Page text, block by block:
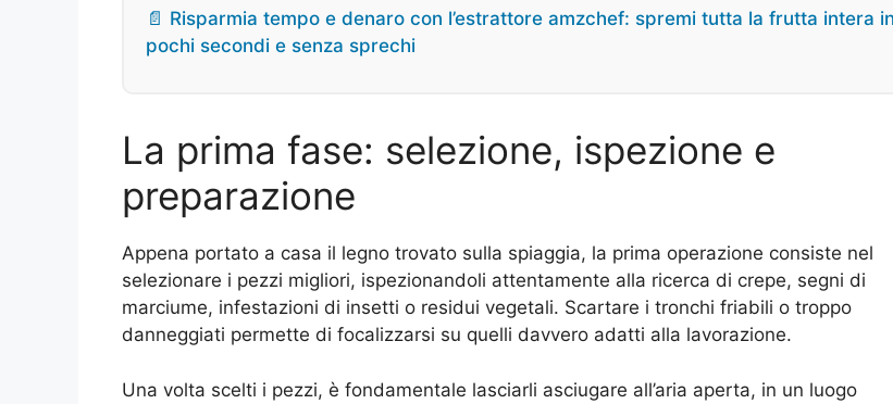
📄 Risparmia tempo e denaro con l’estrattore amzchef: spremi tutta la frutta intera in
pochi secondi e senza sprechi
La prima fase: selezione, ispezione e
preparazione
Appena portato a casa il legno trovato sulla spiaggia, la prima operazione consiste nel
selezionare i pezzi migliori, ispezionandoli attentamente alla ricerca di crepe, segni di
marciume, infestazioni di insetti o residui vegetali. Scartare i tronchi friabili o troppo
danneggiati permette di focalizzarsi su quelli davvero adatti alla lavorazione.
Una volta scelti i pezzi, è fondamentale lasciarli asciugare all’aria aperta, in un luogo